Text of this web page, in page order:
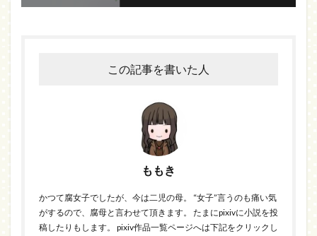
この記事を書いた人
ももき
かつて腐女子でしたが、今は二児の母。 “女子”言うのも痛い気
がするので、腐母と言わせて頂きます。 たまにpixivに小説を投
稿したりもします。 pixiv作品一覧ページへは下記をクリックし